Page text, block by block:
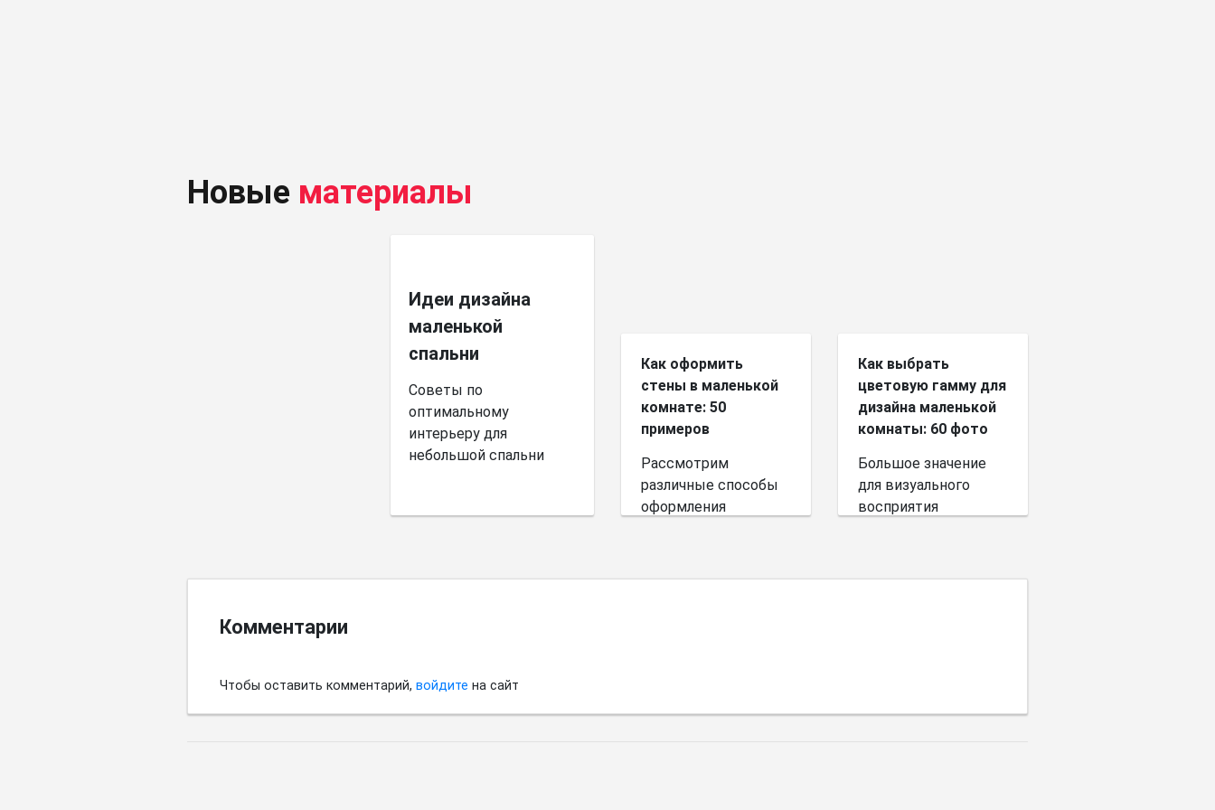
Новые материалы
Идеи дизайна
маленькой
спальни
Советы по
оптимальному
интерьеру для
небольшой спальни
Как оформить
стены в маленькой
комнате: 50
примеров
Рассмотрим
различные способы
оформления
Как выбрать
цветовую гамму для
дизайна маленькой
комнаты: 60 фото
Большое значение
для визуального
восприятия
Комментарии
Чтобы оставить комментарий, войдите на сайт